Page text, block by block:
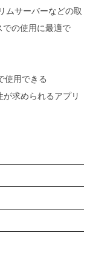
ムサーバーなどの取
での使用に最適で
使用できる
求められるアプリ